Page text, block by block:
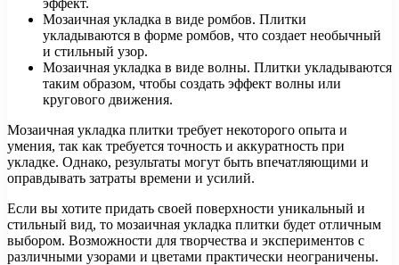
Мозаичная укладка в виде ромбов. Плитки
укладываются в форме ромбов, что создает необычный
и стильный узор.
Мозаичная укладка в виде волны. Плитки укладываются
таким образом, чтобы создать эффект волны или
кругового движения.
Мозаичная укладка плитки требует некоторого опыта и
умения, так как требуется точность и аккуратность при
укладке. Однако, результаты могут быть впечатляющими и
оправдывать затраты времени и усилий.
Если вы хотите придать своей поверхности уникальный и
стильный вид, то мозаичная укладка плитки будет отличным
выбором. Возможности для творчества и экспериментов с
различными узорами и цветами практически неограничены.